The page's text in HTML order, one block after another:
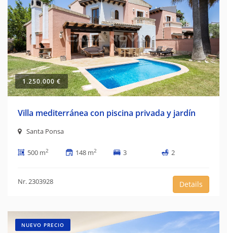
1.250.000 €
Villa mediterránea con piscina privada y jardín
Santa Ponsa
500 m2 148 m2 3 2
Nr. 2303928 Details
NUEVO PRECIO